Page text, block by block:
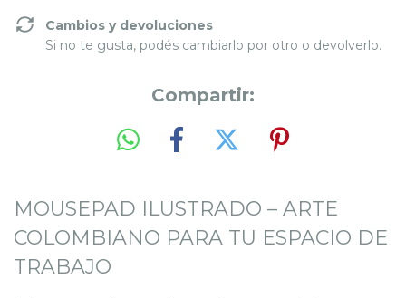
Cambios y devoluciones
Si no te gusta, podés cambiarlo por otro o devolverlo.
Compartir:
MOUSEPAD ILUSTRADO – ARTE
COLOMBIANO PARA TU ESPACIO DE
TRABAJO